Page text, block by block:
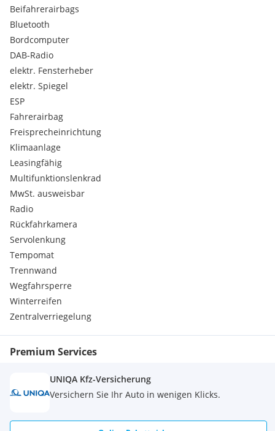
Inkl. 12 Monate Mobile Garantie
Eine Finanzierung über Santander oder ABC Finance ist auch
möglich (Bei Positiver Entscheidung der Bank)
Probefahrt & Terminvereinbarung Bitte unter:
Beifahrerairbags
Bluetooth
Bordcomputer
DAB-Radio
elektr. Fensterheber
elektr. Spiegel
ESP
Fahrerairbag
Freisprecheinrichtung
Klimaanlage
Leasingfähig
Multifunktionslenkrad
MwSt. ausweisbar
Radio
Rückfahrkamera
Servolenkung
Tempomat
Trennwand
Wegfahrsperre
Winterreifen
Zentralverriegelung
Premium Services
UNIQA Kfz-Versicherung
Versichern Sie Ihr Auto in wenigen Klicks.